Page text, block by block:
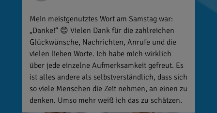
Mein meistgenutztes Wort am Samstag war:
„Danke!“ 😊 Vielen Dank für die zahlreichen
Glückwünsche, Nachrichten, Anrufe und die
vielen lieben Worte. Ich habe mich wirklich
über jede einzelne Aufmerksamkeit gefreut. Es
ist alles andere als selbstverständlich, dass sich
so viele Menschen die Zeit nehmen, an einen zu
denken. Umso mehr weiß ich das zu schätzen.